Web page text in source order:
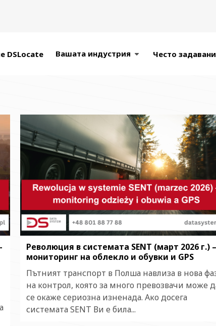
DSLocate Вашата индустрия Често
Революция в системата SENT (март 2026 г.) –
мониторинг на облекло и обувки и GPS
Пътният транспорт в Полша навлиза в нова
на контрол, която за много превозвачи може
се окаже сериозна изненада. Ако досега
системата SENT Ви е била...